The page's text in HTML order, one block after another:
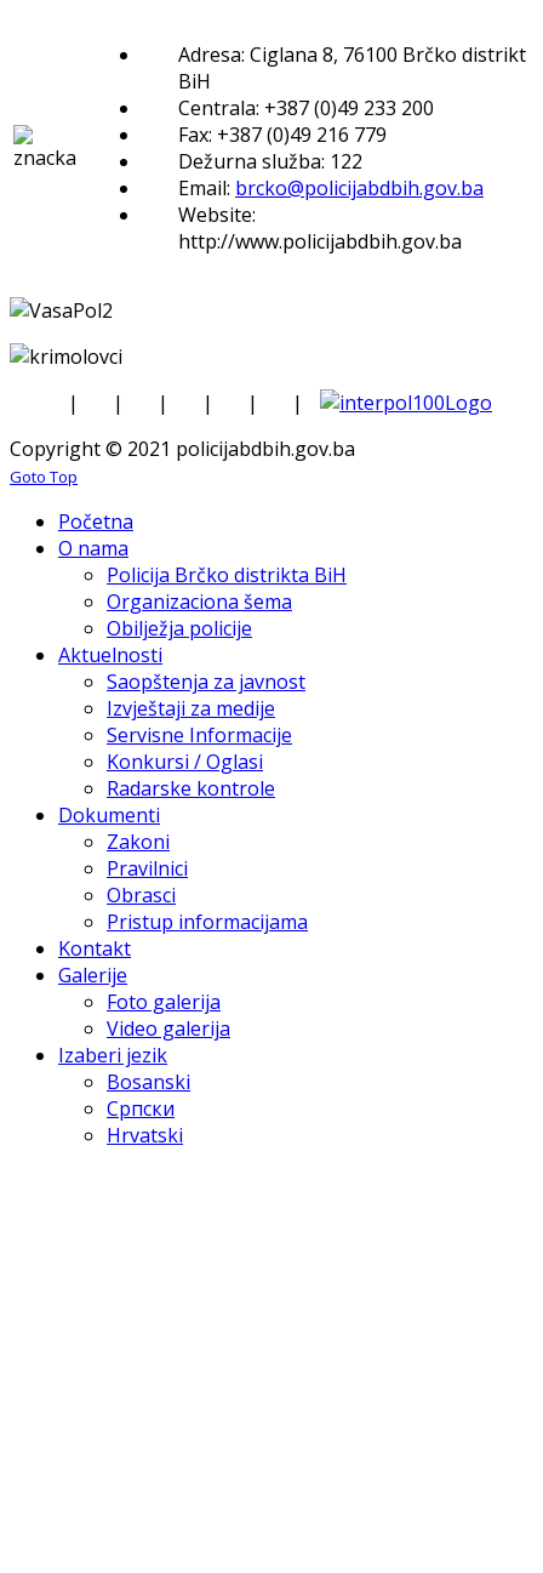
Adresa: Ciglana 8, 76100 Brčko distrikt
BiH
Centrala: +387 (0)49 233 200
Fax: +387 (0)49 216 779
Dežurna služba: 122
Email: brcko@policijabdbih.gov.ba
Website:
http://www.policijabdbih.gov.ba
| | | | |
|
Copyright © 2021 policijabdbih.gov.ba
Goto Top
Početna
O nama
Policija Brčko distrikta BiH
Organizaciona šema
Obilježja policije
Aktuelnosti
Saopštenja za javnost
Izvještaji za medije
Servisne Informacije
Konkursi / Oglasi
Radarske kontrole
Dokumenti
Zakoni
Pravilnici
Obrasci
Pristup informacijama
Kontakt
Galerije
Foto galerija
Video galerija
Izaberi jezik
Bosanski
Српски
Hrvatski